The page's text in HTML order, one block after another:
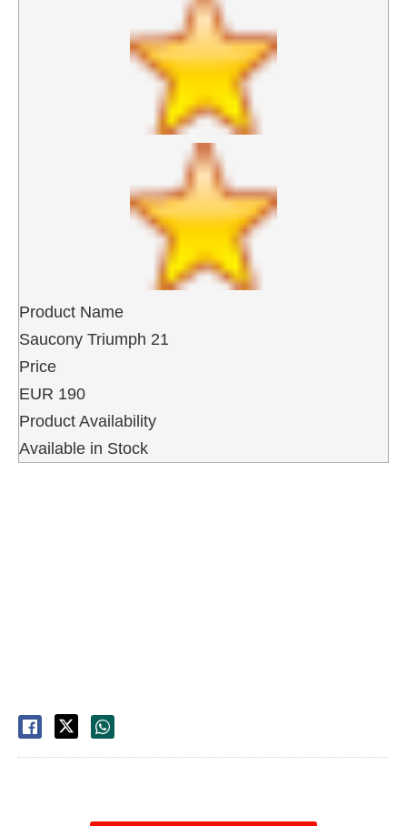
Product Name
Saucony Triumph 21
Price
EUR 190
Product Availability
Available in Stock